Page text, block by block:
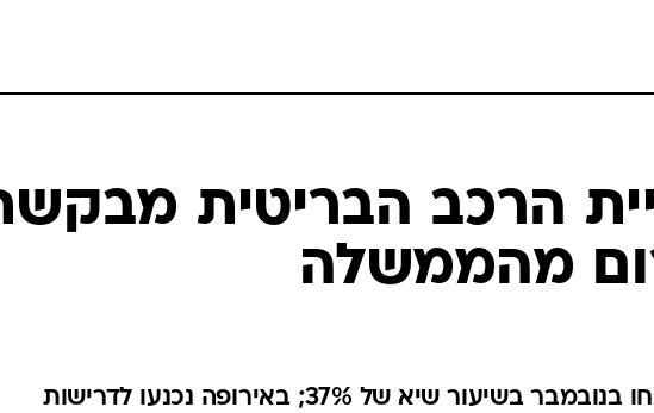
הרכב הבריטית
מהממשלה
מכירות המכוניות צנחו בנובמבר בשיעור שיא של 37%; באירופה נכנעו לדרישות